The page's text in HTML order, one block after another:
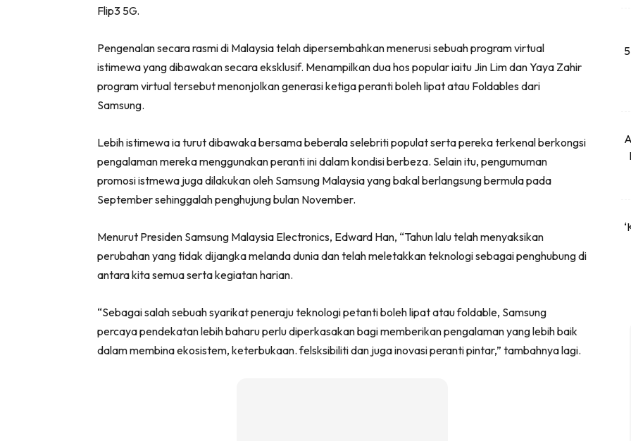
Flip3 5G.
Pengenalan secara rasmi di Malaysia telah dipersembahkan menerusi sebuah program virtual
istimewa yang dibawakan secara eksklusif. Menampilkan dua hos popular iaitu Jin Lim dan Yaya Zahir
program virtual tersebut menonjolkan generasi ketiga peranti boleh lipat atau Foldables dari
Samsung.
Lebih istimewa ia turut dibawaka bersama beberala selebriti populat serta pereka terkenal berkongsi
pengalaman mereka menggunakan peranti ini dalam kondisi berbeza. Selain itu, pengumuman
promosi istmewa juga dilakukan oleh Samsung Malaysia yang bakal berlangsung bermula pada
September sehinggalah penghujung bulan November.
Menurut Presiden Samsung Malaysia Electronics, Edward Han, “Tahun lalu telah menyaksikan
perubahan yang tidak dijangka melanda dunia dan telah meletakkan teknologi sebagai penghubung di
antara kita semua serta kegiatan harian.
“Sebagai salah sebuah syarikat peneraju teknologi petanti boleh lipat atau foldable, Samsung
percaya pendekatan lebih baharu perlu diperkasakan bagi memberikan pengalaman yang lebih baik
dalam membina ekosistem, keterbukaan. felsksibiliti dan juga inovasi peranti pintar,” tambahnya lagi.